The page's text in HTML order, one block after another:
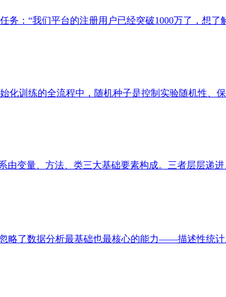
务：“我们平台的注册用户已经突破1000万了，想了
化训练的全流程中，随机种子是控制实验随机性、
由变量、方法、类三大基础要素构成。三者层层递
略了数据分析最基础也最核心的能力——描述性统计